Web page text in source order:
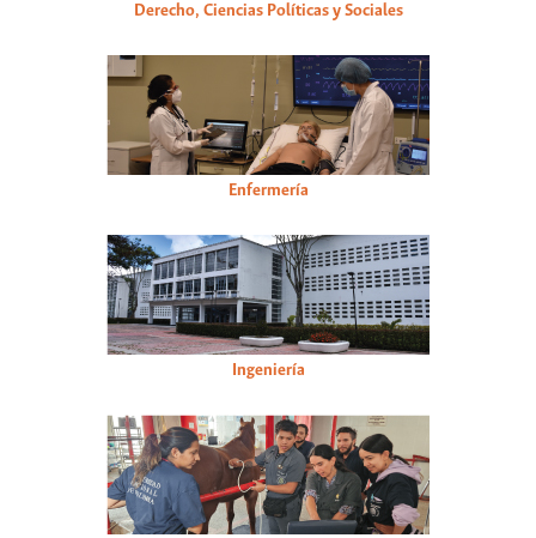
Derecho, Ciencias Políticas y Sociales
Enfermería
Ingeniería